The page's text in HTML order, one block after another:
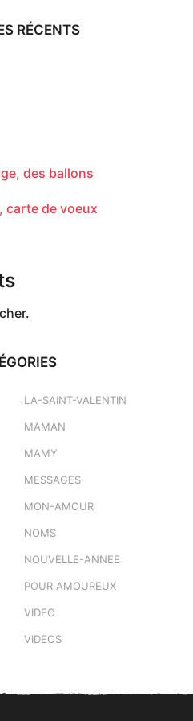
RÉCENTS
des ballons
carte de voeux
LA-SAINT-VALENTIN
MAMAN
MAMY
MESSAGES
MON-AMOUR
NOMS
NOUVELLE-ANNEE
POUR AMOUREUX
VIDEO
VIDEOS